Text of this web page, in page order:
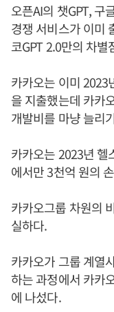
오픈AI의 챗GPT, 구
경쟁 서비스가 이미
코GPT 2.0만의 차
카카오는 이미 2023
을 지출했는데 카카
개발비를 마냥 늘리
카카오는 2023년 헬
에서만 3천억 원의
카카오그룹 차원의
실하다.
카카오가 그룹 계열
하는 과정에서 카카
에 나섰다.